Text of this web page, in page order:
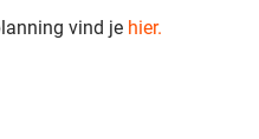
vind je hier.